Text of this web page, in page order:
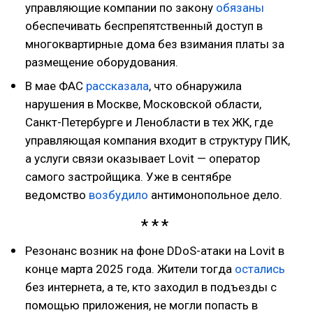
управляющие компании по закону обязаны
обеспечивать беспрепятственный доступ в
многоквартирные дома без взимания платы за
размещение оборудования.
В мае ФАС рассказала, что обнаружила
нарушения в Москве, Московской области,
Санкт-Петербурге и Ленобласти в тех ЖК, где
управляющая компания входит в структуру ПИК,
а услуги связи оказывает Lovit — оператор
самого застройщика. Уже в сентябре
ведомство возбудило антимонопольное дело.
Резонанс возник на фоне DDoS-атаки на Lovit в
конце марта 2025 года. Жители тогда остались
без интернета, а те, кто заходил в подъезды с
помощью приложения, не могли попасть в